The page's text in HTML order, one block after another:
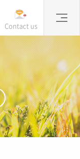
Contact us